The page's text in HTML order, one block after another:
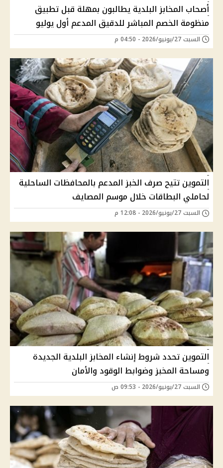
أصحاب المخابز البلدية يطالبون بمهلة قبل تطبيق
منظومة الخصم المباشر للدقيق المدعم أول يوليو
السبت 27/يونيو/2026 - 04:50 م
التموين تتيح صرف الخبز المدعم بالمحافظات الساحلية
لحاملي البطاقات خلال موسم المصايف
السبت 27/يونيو/2026 - 12:08 م
التموين تحدد شروط إنشاء المخابز البلدية الجديدة
ومساحة المخبز وضوابط الوقود والأمان
السبت 27/يونيو/2026 - 09:53 ص